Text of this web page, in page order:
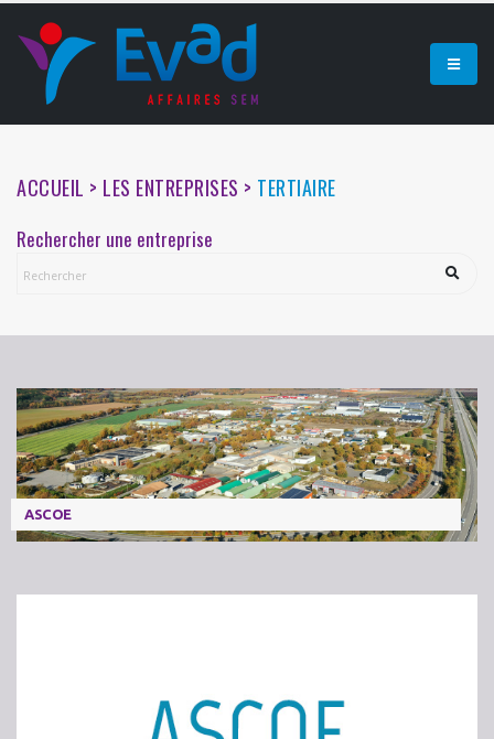
ACCUEIL > LES ENTREPRISES > TERTIAIRE
Rechercher une entreprise
ASCOE